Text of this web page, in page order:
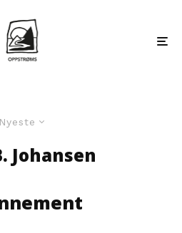
Nyeste
Johansen